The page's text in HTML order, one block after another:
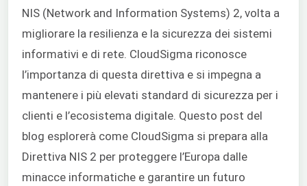
NIS (Network and Information Systems) 2, volta a
migliorare la resilienza e la sicurezza dei sistemi
informativi e di rete. CloudSigma riconosce
l’importanza di questa direttiva e si impegna a
mantenere i più elevati standard di sicurezza per i
clienti e l’ecosistema digitale. Questo post del
blog esplorerà come CloudSigma si prepara alla
Direttiva NIS 2 per proteggere l’Europa dalle
minacce informatiche e garantire un futuro